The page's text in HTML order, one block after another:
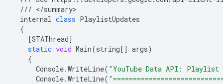
/// </summary
internal class PlaylistUpdates
{
[STAThread]
static void Main(string[] args)
{
Console.WriteLine( "YouTube Data API: Playlist
Console.WriteLine(